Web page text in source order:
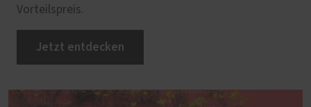
Vorteilspreis.
Jetzt entdecken